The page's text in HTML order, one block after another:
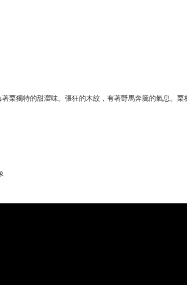
栗獨特的甜澀味。張狂的木紋，有著野馬奔騰的氣息。栗